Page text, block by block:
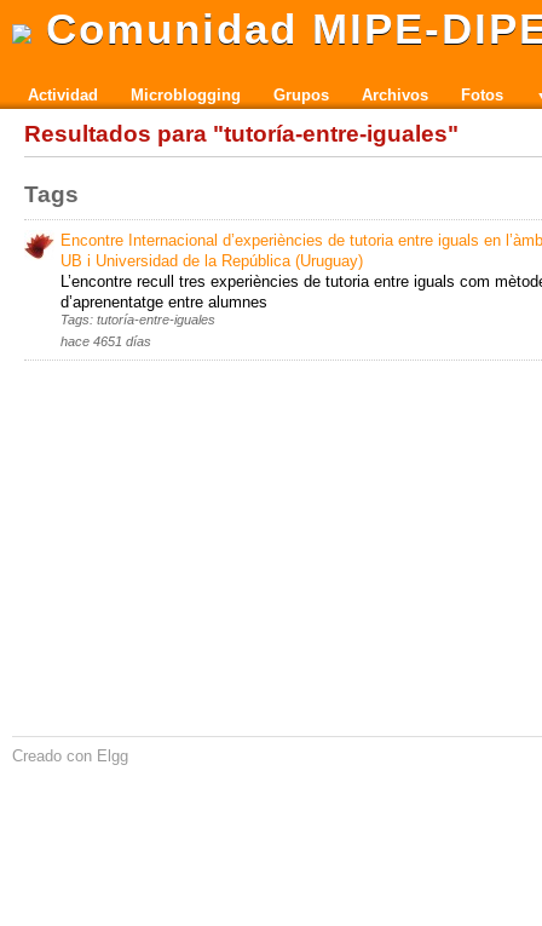
Comunidad MIPE-
Actividad Microblogging Grupos Archivos Fotos
Resultados para "tutoría-entre-iguales"
Tags
Encontre Internacional d’experiències de tutoria entre iguals en
UB i Universidad de la República (Uruguay)
L’encontre recull tres experiències de tutoria entre iguals com
d’aprenentatge entre alumnes
Tags: tutoría-entre-iguales
hace 4651 días
Creado con Elgg